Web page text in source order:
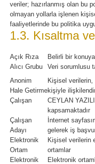
veriler; hazırlanmış olan bu
olmayan yollarla işlenen
faaliyetlerinde bu politika
1.3. Kısaltma
Açık Rıza
Belirli bir
Alıcı Grubu
Veri sorumlusu
Anonim
Hale Getirme
Kişisel
kişiyle
Çalışan
CEYLAN
kapsamaktadır
Çalışan
Adayı
İnternet
gelerek iş
Elektronik
Ortam
Kişisel verilerin
ortamlar
Elektronik
Elektronik